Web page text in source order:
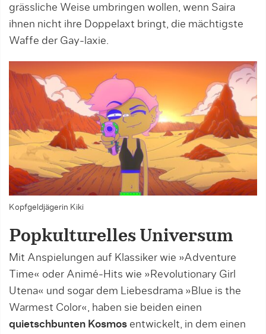
grässliche Weise umbringen wollen, wenn Saira
ihnen nicht ihre Doppelaxt bringt, die mächtigste
Waffe der Gay-laxie.
Kopfgeldjägerin Kiki
Popkulturelles Universum
Mit Anspielungen auf Klassiker wie »Adventure
Time« oder Animé-Hits wie »Revolutionary Girl
Utena« und sogar dem Liebesdrama »Blue is the
Warmest Color«, haben sie beiden einen
quietschbunten Kosmos entwickelt, in dem einen